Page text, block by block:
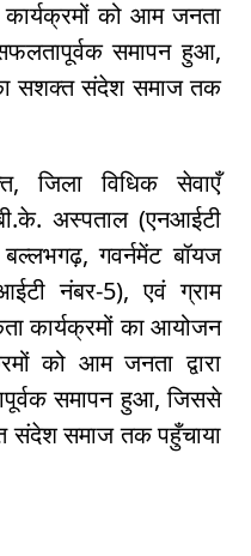
को आम जनता
समापन हुआ,
सशक्त संदेश समाज तक
जिला विधिक सेवाएँ
बी.के. अस्पताल (एनआईटी
गवर्नमेंट बॉयज
नंबर-5), एवं ग्राम
कार्यक्रमों का आयोजन
को आम जनता द्वारा
समापन हुआ, जिससे
संदेश समाज तक पहुँचाया